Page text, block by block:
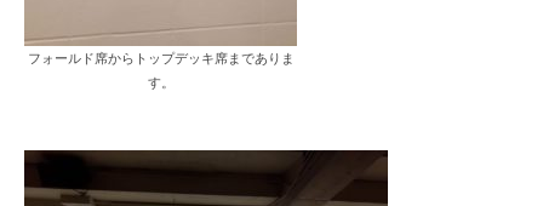
フォールド席からトップデッキ席までありま
す。